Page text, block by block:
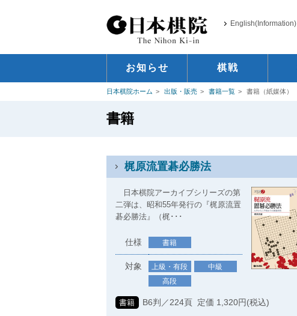
English(Information)
お知らせ 棋戦
日本棋院ホーム 出版・販売 書籍一覧 書籍（紙媒体）
書籍
梶原流置碁必勝法
日本棋院アーカイブシリーズの第
二弾は、昭和55年発行の『梶原流置
碁必勝法』（梶･･･
仕様 書籍
対象 上級・有段
中級
高段
書籍 B6判／224頁 定価 1,320円(税込)